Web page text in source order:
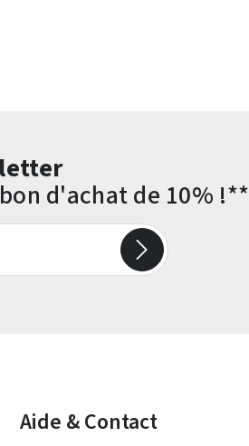
d'achat de 10% !**
Aide & Contact